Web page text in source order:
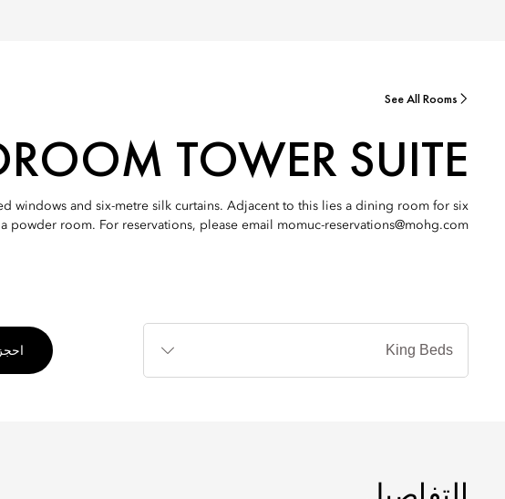
See All Rooms
TOWER SUITE
windows and six-metre silk curtains. Adjacent to this lies a dining room for six
powder room. For reservations, please email momuc-reservations@mohg.com.
أنواع
احجز